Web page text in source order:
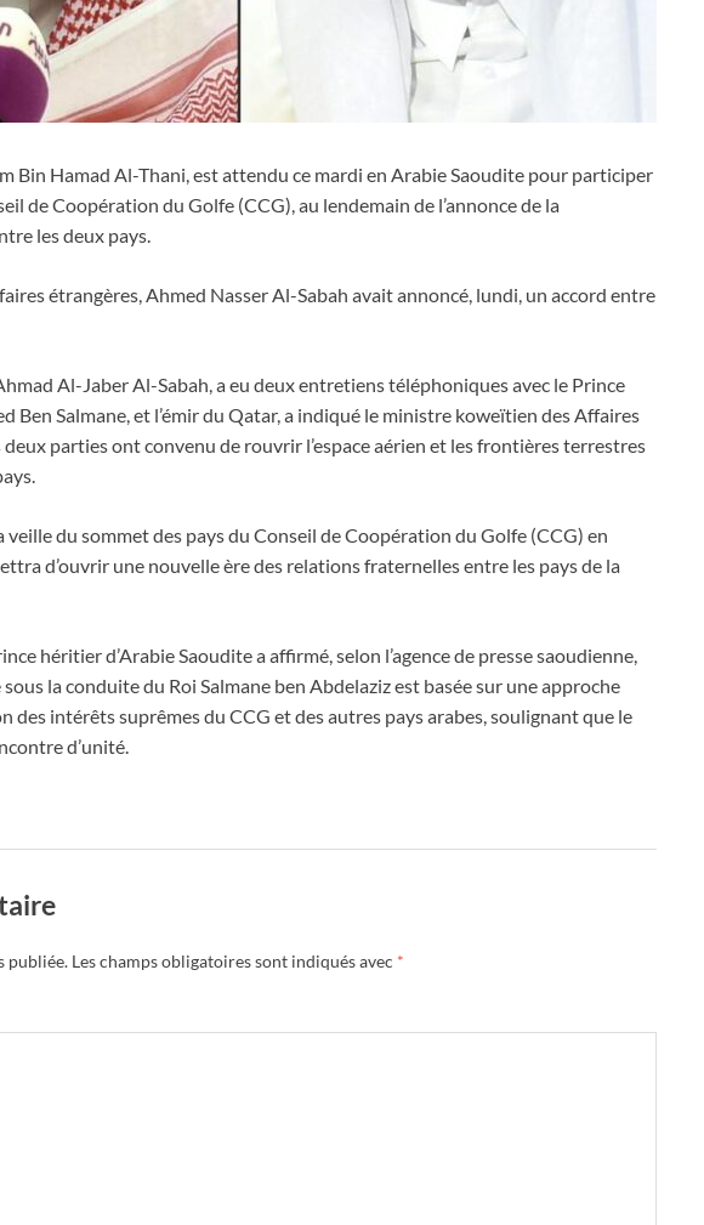
Bin Hamad Al-Thani, est attendu ce mardi en Arabie Saoudite pour participer
de Coopération du Golfe (CCG), au lendemain de l’annonce de la
les deux pays.
étrangères, Ahmed Nasser Al-Sabah avait annoncé, lundi, un accord entre
Al-Jaber Al-Sabah, a eu deux entretiens téléphoniques avec le Prince
Ben Salmane, et l’émir du Qatar, a indiqué le ministre koweïtien des Affaires
parties ont convenu de rouvrir l’espace aérien et les frontières terrestres
du sommet des pays du Conseil de Coopération du Golfe (CCG) en
d’ouvrir une nouvelle ère des relations fraternelles entre les pays de la
héritier d’Arabie Saoudite a affirmé, selon l’agence de presse saoudienne,
la conduite du Roi Salmane ben Abdelaziz est basée sur une approche
des intérêts suprêmes du CCG et des autres pays arabes, soulignant que le
d’unité.
publiée. Les champs obligatoires sont indiqués avec *